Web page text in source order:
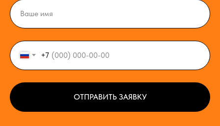
+7
ОТПРАВИТЬ ЗАЯВКУ